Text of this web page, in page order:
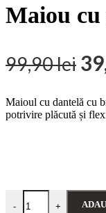
Maiou cu
99,90lei
a
Maioul cu dantelă cu
potrivire plăcută și
-
Cantitate Maiou cu
+